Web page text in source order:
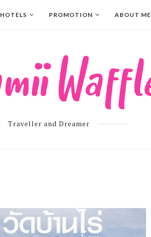
HOTELS PROMOTION ABOUT ME
Traveller and Dreamer